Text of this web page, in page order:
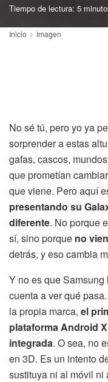
Tiempo de lectura: 5
Inicio Imagen
No sé tú, pero yo ya
sorprender a estas
gafas, cascos,
que prometían
que viene. Pero aquí
presentando su
diferente. No porque
sí, sino porque no
detrás, y eso cambia
Y no es que
cuenta a ver qué
la propia marca, el
plataforma Android
integrada. O sea, no
en 3D. Es un intento
sustituya ni al móvil ni